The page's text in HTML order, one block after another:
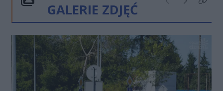
GALERIE ZDJĘĆ
Poprzednie
NastępneKliknij